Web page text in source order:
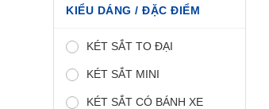
KIỂU DÁNG / ĐẶC ĐIỂM
KÉT SẮT TO ĐẠI
KÉT SẮT MINI
KÉT SẮT CÓ BÁNH XE